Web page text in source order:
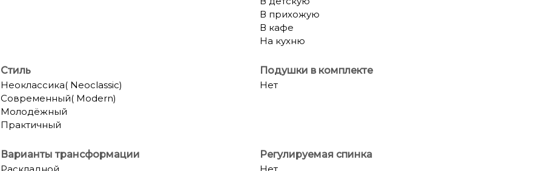
В прихожую
В кафе
На кухню
Стиль
Неоклассика( Neoclassic)
Современный( Modern)
Молодёжный
Практичный
Подушки в комплекте
Нет
Варианты трансформации
Регулируемая спинка